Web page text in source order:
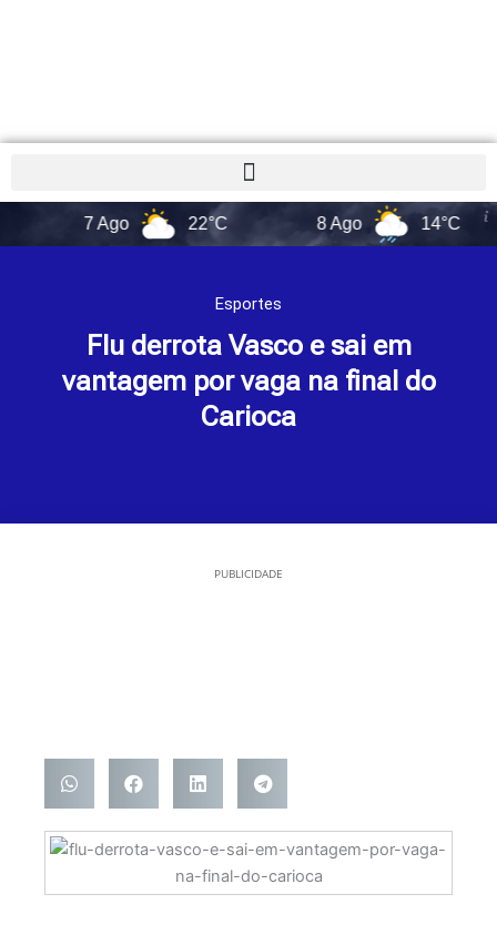
22°C 14°C
Esportes
Flu derrota Vasco e sai em
vantagem por vaga na final do
Carioca
PUBLICIDADE